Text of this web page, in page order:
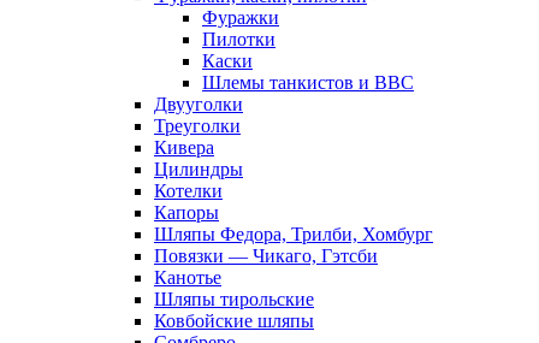
Фуражки
Пилотки
Каски
Шлемы танкистов и ВВС
Двууголки
Треуголки
Кивера
Цилиндры
Котелки
Капоры
Шляпы Федора, Трилби, Хомбург
Повязки — Чикаго, Гэтсби
Канотье
Шляпы тирольские
Ковбойские шляпы